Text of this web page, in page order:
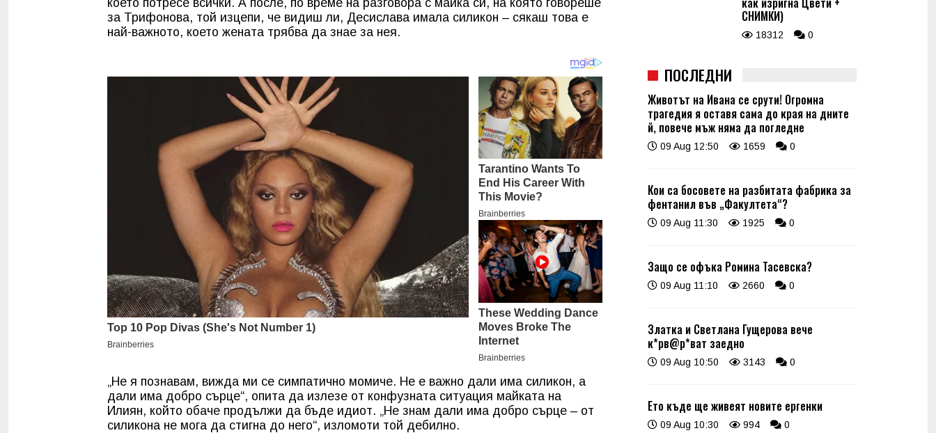
за Трифонова, той изцепи, че видиш ли, Десислава имала силикон – сякаш това е
най-важното, което жената трябва да знае за нея.
„Не я познавам, вижда ми се симпатично момиче. Не е важно дали има силикон, а
дали има добро сърце“, опита да излезе от конфузната ситуация майката на
Илиян, който обаче продължи да бъде идиот. „Не знам дали има добро сърце – от
силикона не мога да стигна до него“, изломоти той дебилно.
СНИМКИ)
18312 0
ПОСЛЕДНИ
Животът на Ивана се срути! Огромна
трагедия я оставя сама до края на дните
й, повече мъж няма да погледне
09 Aug 12:50 1659 0
Кои са босовете на разбитата фабрика за
фентанил във „Факултета“?
09 Aug 11:30 1925 0
Защо се офъка Ромина Тасевска?
09 Aug 11:10 2660 0
Златка и Светлана Гущерова вече
к*рв@р*ват заедно
09 Aug 10:50 3143 0
Ето къде ще живеят новите ергенки
09 Aug 10:30 994 0